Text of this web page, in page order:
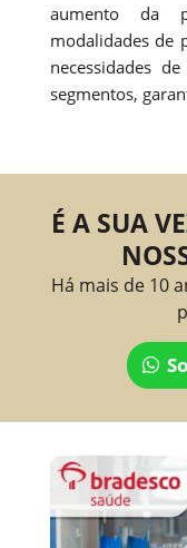
aumento da
modalidades de
necessidades
segmentos,
É A SUA
Há mais de 10